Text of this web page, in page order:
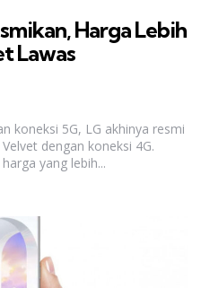
Harga Lebih
Lawas
koneksi 5G, LG akhinya resmi
dengan koneksi 4G.
yang lebih...